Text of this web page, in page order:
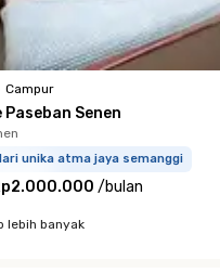
Campur
Paseban Senen
unika atma jaya semanggi
/bulan
lebih banyak